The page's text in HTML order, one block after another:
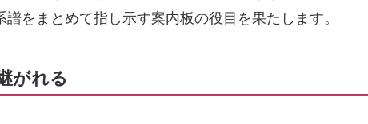
をまとめて指し示す案内板の役目を果たします。
がれる